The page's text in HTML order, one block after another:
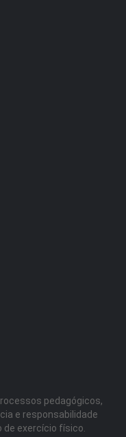
pedagógicos,
e responsabilidade
exercício físico.